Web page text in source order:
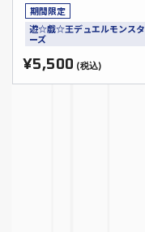
期間限定
遊☆戯☆王デュエルモンスタ
ーズ
¥5,500 (税込)